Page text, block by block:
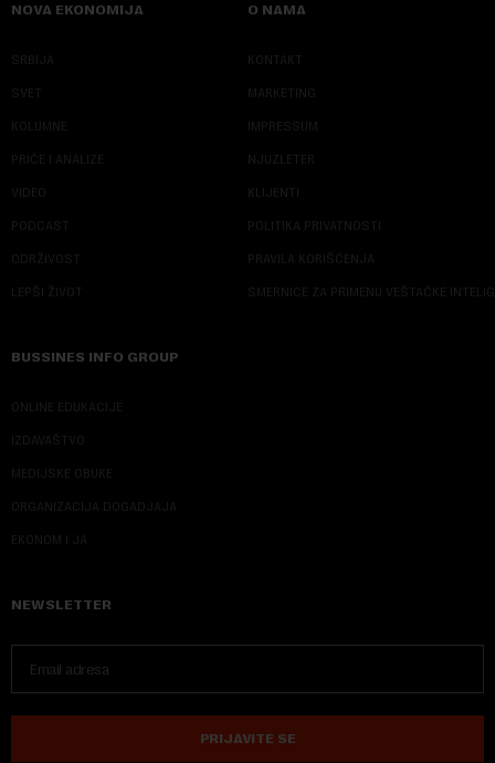
NOVA EKONOMIJA
SRBIJA
SVET
KOLUMNE
PRIČE I ANALIZE
VIDEO
PODCAST
ODRŽIVOST
LEPŠI ŽIVOT
O NAMA
KONTAKT
MARKETING
IMPRESSUM
NJUZLETER
KLIJENTI
POLITIKA PRIVATNOSTI
PRAVILA KORIŠĆENJA
SMERNICE ZA PRIMENU VEŠTAČKE
BUSSINES INFO GROUP
ONLINE EDUKACIJE
IZDAVAŠTVO
MEDIJSKE OBUKE
ORGANIZACIJA DOGADJAJA
EKONOM I JA
NEWSLETTER
PRIJAVITE SE